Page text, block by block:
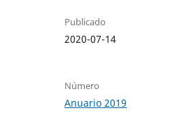
Publicado
2020-07-14
Número
Anuario 2019